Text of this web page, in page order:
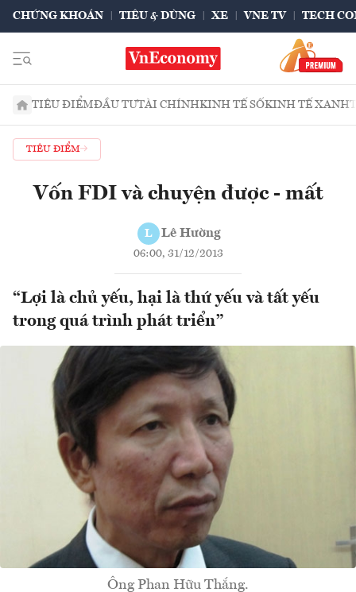
CHỨNG KHOÁN TIÊU & DÙNG XE VNE TV TECH
TIÊU ĐIỂMĐẦU TƯTÀI CHÍNHKINH TẾ SỐKINH TẾ XANH
TIÊU ĐIỂM
Vốn FDI và chuyện được - mất
L Lê Hường
06:00, 31/12/2013
“Lợi là chủ yếu, hại là thứ yếu và tất yếu
trong quá trình phát triển”
Ông Phan Hữu Thắng.